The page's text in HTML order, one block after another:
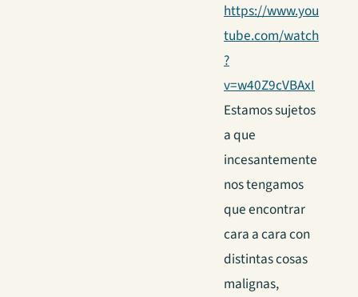
https://www.you
tube.com/watch
?
v=w40Z9cVBAxI
Estamos sujetos
a que
incesantemente
nos tengamos
que encontrar
cara a cara con
distintas cosas
malignas,